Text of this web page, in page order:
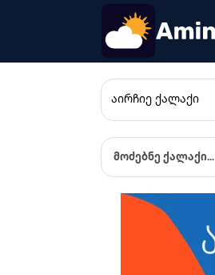
ᲐᲘᲠᲩᲘᲔ ᲥᲐᲚᲐᲥᲘ
მოძებნე ქალაქი...